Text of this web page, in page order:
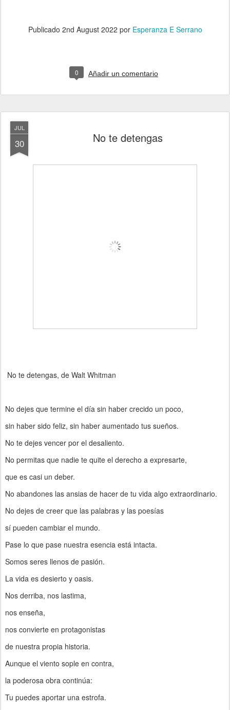
Publicado 2nd August 2022 por Esperanza E Serrano
0 Añadir un comentario
JUL
30 No te detengas
No te detengas, de Walt Whitman
No dejes que termine el día sin haber crecido un poco,
sin haber sido feliz, sin haber aumentado tus sueños.
No te dejes vencer por el desaliento.
No permitas que nadie te quite el derecho a expresarte,
que es casi un deber.
No abandones las ansias de hacer de tu vida algo extraordinario.
No dejes de creer que las palabras y las poesías
sí pueden cambiar el mundo.
Pase lo que pase nuestra esencia está intacta.
Somos seres llenos de pasión.
La vida es desierto y oasis.
Nos derriba, nos lastima,
nos enseña,
nos convierte en protagonistas
de nuestra propia historia.
Aunque el viento sople en contra,
la poderosa obra continúa:
Tu puedes aportar una estrofa.